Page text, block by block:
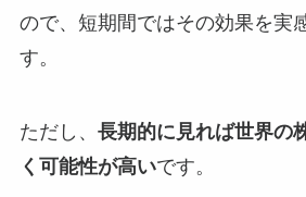
ので、短期間ではその効果を実
す。
ただし、 長期的に見れば世界の
く可能性が高いです。